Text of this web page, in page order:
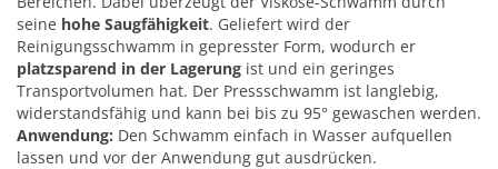
seine hohe Saugfähigkeit. Geliefert wird der
Reinigungsschwamm in gepresster Form, wodurch er
platzsparend in der Lagerung ist und ein geringes
Transportvolumen hat. Der Pressschwamm ist langlebig,
widerstandsfähig und kann bei bis zu 95° gewaschen werden.
Anwendung: Den Schwamm einfach in Wasser aufquellen
lassen und vor der Anwendung gut ausdrücken.